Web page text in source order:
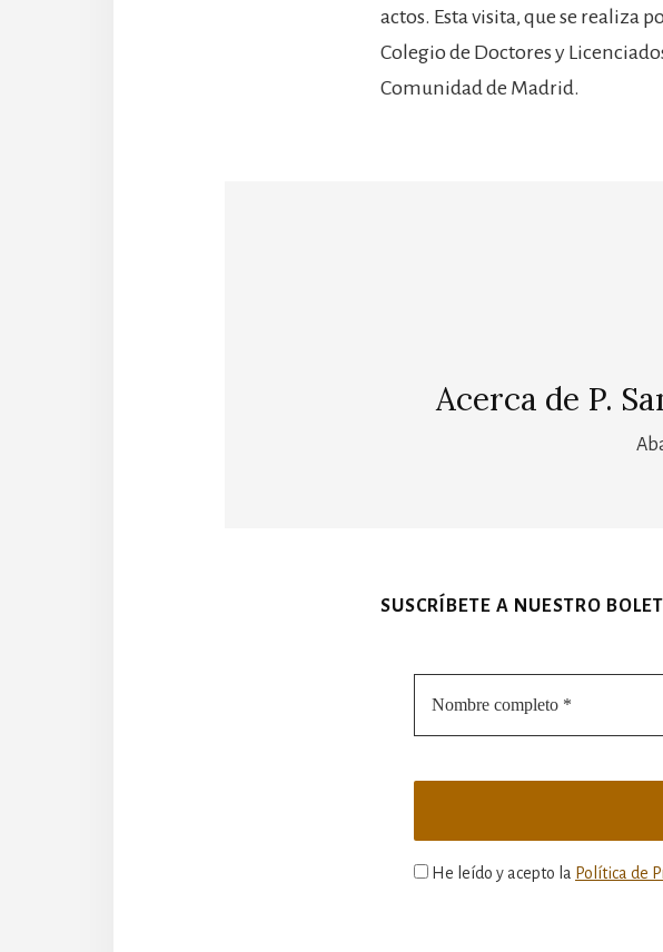
actos. Esta visita, que se realiza
Colegio de Doctores y
Comunidad de Madrid.
Acerca de P.
SUSCRÍBETE A NUESTRO
He leído y acepto la Política de